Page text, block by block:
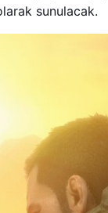
sunulacak.